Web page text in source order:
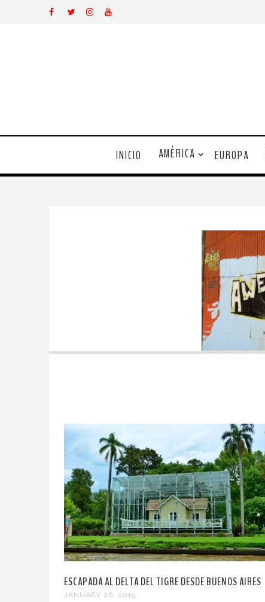
INICIO AMÉRICA EUROPA
ESCAPADA AL DELTA DEL TIGRE DESDE BUENOS AIRES
JANUARY 26, 2015